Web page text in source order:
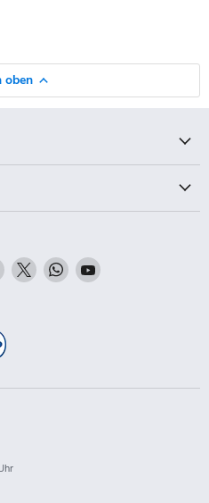
oben
Finden
Sie
Twitch
Finden
Sie
Finden
Sie
Finden